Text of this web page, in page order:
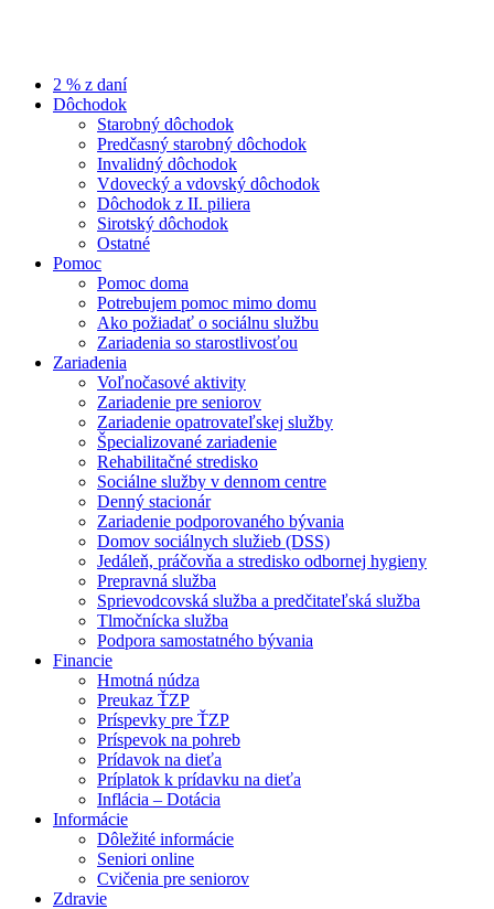
2 % z daní
Dôchodok
Starobný dôchodok
Predčasný starobný dôchodok
Invalidný dôchodok
Vdovecký a vdovský dôchodok
Dôchodok z II. piliera
Sirotský dôchodok
Ostatné
Pomoc
Pomoc doma
Potrebujem pomoc mimo domu
Ako požiadať o sociálnu službu
Zariadenia so starostlivosťou
Zariadenia
Voľnočasové aktivity
Zariadenie pre seniorov
Zariadenie opatrovateľskej služby
Špecializované zariadenie
Rehabilitačné stredisko
Sociálne služby v dennom centre
Denný stacionár
Zariadenie podporovaného bývania
Domov sociálnych služieb (DSS)
Jedáleň, práčovňa a stredisko odbornej hygieny
Prepravná služba
Sprievodcovská služba a predčitateľská služba
Tlmočnícka služba
Podpora samostatného bývania
Financie
Hmotná núdza
Preukaz ŤZP
Príspevky pre ŤZP
Príspevok na pohreb
Prídavok na dieťa
Príplatok k prídavku na dieťa
Inflácia – Dotácia
Informácie
Dôležité informácie
Seniori online
Cvičenia pre seniorov
Zdravie